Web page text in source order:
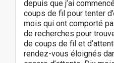
depuis que j’ai
coups de fil pour tenter
mois qui ont comporté
de recherches pour
de coups de fil et
rendez-vous éloignés